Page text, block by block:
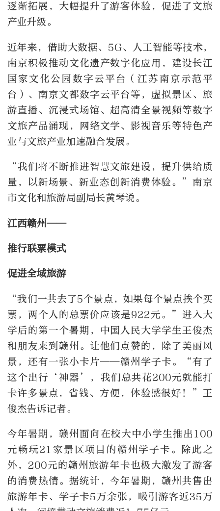
逐渐拓展，大幅提升了游客体验，促进了文旅
产业升级。
近年来，借助大数据、5G、人工智能等技术，
南京积极推动文化遗产数字化应用，建设长江
国家文化公园数字云平台（江苏南京示范平
台）、南京文都数字云平台等，虚拟景区、旅
游直播、沉浸式场馆、超高清全景视频等数字
文旅产品涌现，网络文学、影视音乐等特色产
业与文旅产业加速融合发展。
“我们将不断推进智慧文旅建设，提升供给质
量，以新场景、新业态创新消费体验。”南京
市文化和旅游局副局长黄琴说。
江西赣州——
推行联票模式
促进全域旅游
“我们一共去了5个景点，如果每个景点挨个买
票，两个人的总票价应该是922元。”进入大
学后的第一个暑期，中国人民大学学生王俊杰
和朋友来到赣州。让他们点赞的，除了美丽风
景，还有一张小卡片——赣州学子卡。“有了
这个出行‘神器’，我们总共花200元就能打
卡许多景点，省钱、方便，体验感很好！”王
俊杰告诉记者。
今年暑期，赣州面向在校大中小学生推出100
元畅玩21家景区项目的赣州学子卡。除此之
外，200元的赣州旅游年卡也极大激发了游客
的消费热情。据统计，今年暑期，赣州共售出
旅游年卡、学子卡5万余张，吸引游客近35万